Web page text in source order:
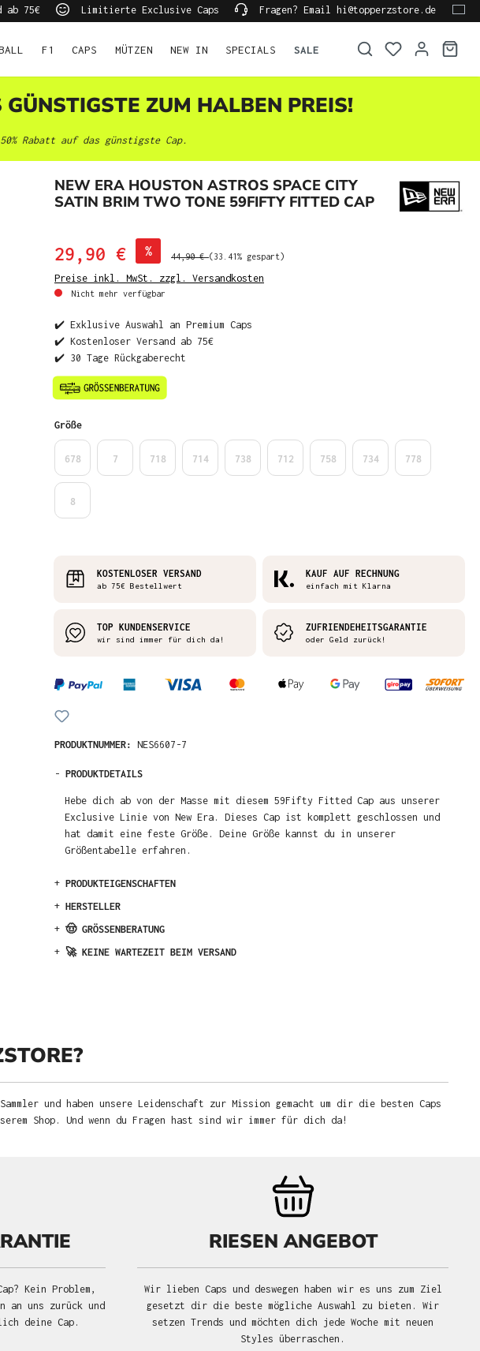
ab 75€ Limitierte Exclusive Caps Fragen? Email hi@topperzstore.de
F1 CAPS MÜTZEN NEW IN SPECIALS SALE
ZUM HALBEN PREIS!
Rabatt auf das günstigste Cap.
NEW ERA HOUSTON ASTROS SPACE CITY
SATIN BRIM TWO TONE 59FIFTY FITTED CAP
29,90 € % 44,90 €(33.41% gespart)
Preise inkl. MwSt. zzgl. Versandkosten
Nicht mehr verfügbar
✔️ Exklusive Auswahl an Premium Caps
✔️ Kostenloser Versand ab 75€
✔️ 30 Tage Rückgaberecht
Größeauswählen
678 7 718 714 738 712 758 734 778
8
KOSTENLOSER VERSAND
ab 75€ Bestellwert
KAUF AUF RECHNUNG
einfach mit Klarna
TOP KUNDENSERVICE
wir sind immer für dich da!
ZUFRIENDEHEITSGARANTIE
oder Geld zurück!
PRODUKTNUMMER: NES6607-7
- PRODUKTDETAILS
Hebe dich ab von der Masse mit diesem 59Fifty Fitted Cap aus unserer
Exclusive Linie von New Era. Dieses Cap ist komplett geschlossen und
hat damit eine feste Größe. Deine Größe kannst du in unserer
Größentabelle erfahren.
+ PRODUKTEIGENSCHAFTEN
+ HERSTELLER
+ 🤠 GRÖSSENBERATUNG
+ 🚀 KEINE WARTEZEIT BEIM VERSAND
und haben unsere Leidenschaft zur Mission gemacht um dir die besten Caps
Shop. Und wenn du Fragen hast sind wir immer für dich da!
Kein Problem,
an uns zurück und
deine Cap.
RIESEN ANGEBOT
Wir lieben Caps und deswegen haben wir es uns zum Ziel
gesetzt dir die beste mögliche Auswahl zu bieten. Wir
setzen Trends und möchten dich jede Woche mit neuen
Styles überraschen.